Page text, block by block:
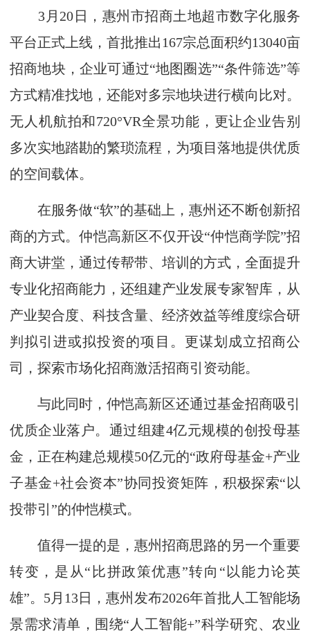
3月20日，惠州市招商土地超市数字化服务
平台正式上线，首批推出167宗总面积约13040亩
招商地块，企业可通过“地图圈选”“条件筛选”等
方式精准找地，还能对多宗地块进行横向比对。
无人机航拍和720°VR全景功能，更让企业告别
多次实地踏勘的繁琐流程，为项目落地提供优质
的空间载体。
在服务做“软”的基础上，惠州还不断创新招
商的方式。仲恺高新区不仅开设“仲恺商学院”招
商大讲堂，通过传帮带、培训的方式，全面提升
专业化招商能力，还组建产业发展专家智库，从
产业契合度、科技含量、经济效益等维度综合研
判拟引进或拟投资的项目。更谋划成立招商公
司，探索市场化招商激活招商引资动能。
与此同时，仲恺高新区还通过基金招商吸引
优质企业落户。通过组建4亿元规模的创投母基
金，正在构建总规模50亿元的“政府母基金+产业
子基金+社会资本”协同投资矩阵，积极探索“以
投带引”的仲恺模式。
值得一提的是，惠州招商思路的另一个重要
转变，是从“比拼政策优惠”转向“以能力论英
雄”。5月13日，惠州发布2026年首批人工智能场
景需求清单，围绕“人工智能+”科学研究、农业